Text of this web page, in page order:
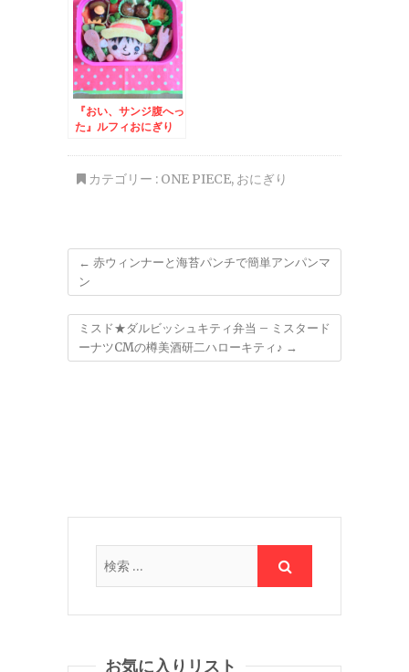
『おい、サンジ腹へっ
た』ルフィおにぎり
カテゴリー : ONE PIECE, おにぎり
← 赤ウィンナーと海苔パンチで簡単アンパンマ
ン
ミスド★ダルビッシュキティ弁当 – ミスタード
ーナツCMの樽美酒研二ハローキティ♪ →
お気に入りリスト